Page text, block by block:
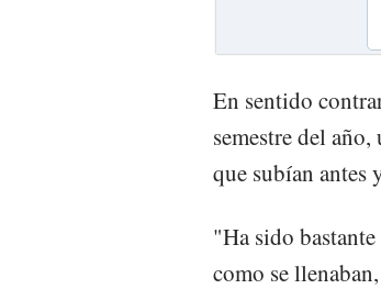
En sentido
semestre del
que subían antes
"Ha sido
como se